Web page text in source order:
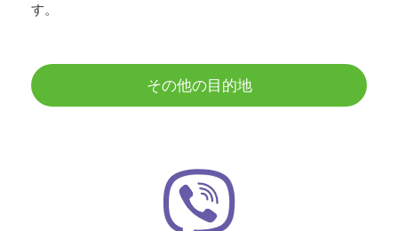
す。
その他の目的地